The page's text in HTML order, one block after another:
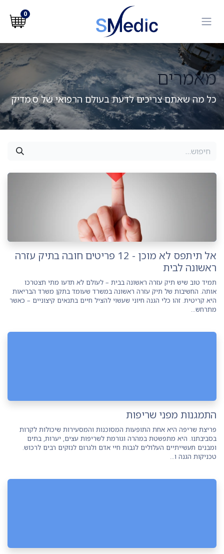
0
מאמרים
כל מה שאתם צריכים לדעת בעולם הרפואי של ס.מדיק
אל תיתפס לא מוכן - 12 פריטים חובה בתיק עזרה
ראשונה לבית
תמיד טוב שיש תיק עזרה ראשונה בבית – לעולם לא תדעו מתי תצטרכו
אותה. החשיבות של תיק עזרה ראשונה במשרד שעומד בתקן משרד הבריאות
היא קריטית. זהו כלי הגנה חיוני שעשוי להציל חיים בתנאים קיצוניים – כאשר
מתרחש...
התמגנות מפני שריפות
פריצת שריפה היא אחת התופעות המסוכנות והמסעירות שיכולות לקרות
בסביבתנו. היא מתפשטת במהרה וגורמת לשריפות עצים, יערות, בתים
ומבנים תעשייתיים העלולים לגבות חיי אדם ולגרום לנזקים רבים לרכוש.
טכניקות הגנה ו...